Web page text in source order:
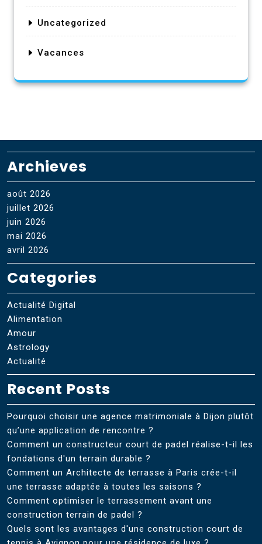
Uncategorized
Vacances
Archieves
août 2026
juillet 2026
juin 2026
mai 2026
avril 2026
Categories
Actualité Digital
Alimentation
Amour
Astrology
Actualité
Recent Posts
Pourquoi choisir une agence matrimoniale à Dijon plutôt
qu’une application de rencontre ?
Comment un constructeur court de padel réalise-t-il les
fondations d'un terrain durable ?
Comment un Architecte de terrasse à Paris crée-t-il
une terrasse adaptée à toutes les saisons ?
Comment optimiser le terrassement avant une
construction terrain de padel ?
Quels sont les avantages d'une construction court de